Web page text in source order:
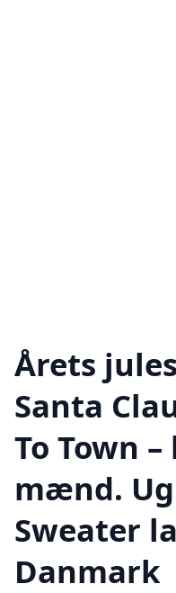
Årets
Santa
To Town
mænd.
Sweater
Danmark